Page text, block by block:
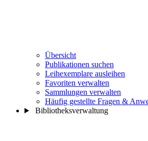
Übersicht
Publikationen suchen
Leihexemplare ausleihen
Favoriten verwalten
Sammlungen verwalten
Häufig gestellte Fragen &
Bibliotheksverwaltung